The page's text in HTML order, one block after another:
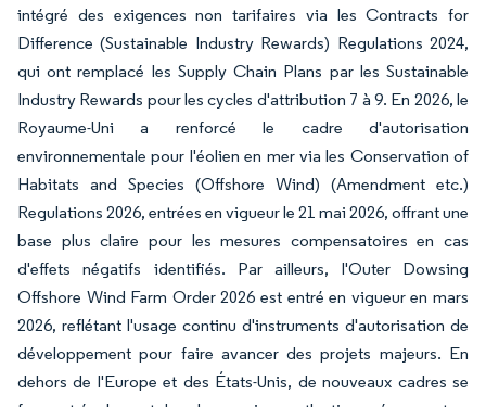
intégré des exigences non tarifaires via les Contracts for
Difference (Sustainable Industry Rewards) Regulations 2024,
qui ont remplacé les Supply Chain Plans par les Sustainable
Industry Rewards pour les cycles d'attribution 7 à 9. En 2026, le
Royaume-Uni a renforcé le cadre d'autorisation
environnementale pour l'éolien en mer via les Conservation of
Habitats and Species (Offshore Wind) (Amendment etc.)
Regulations 2026, entrées en vigueur le 21 mai 2026, offrant une
base plus claire pour les mesures compensatoires en cas
d'effets négatifs identifiés. Par ailleurs, l'Outer Dowsing
Offshore Wind Farm Order 2026 est entré en vigueur en mars
2026, reflétant l'usage continu d'instruments d'autorisation de
développement pour faire avancer des projets majeurs. En
dehors de l'Europe et des États-Unis, de nouveaux cadres se